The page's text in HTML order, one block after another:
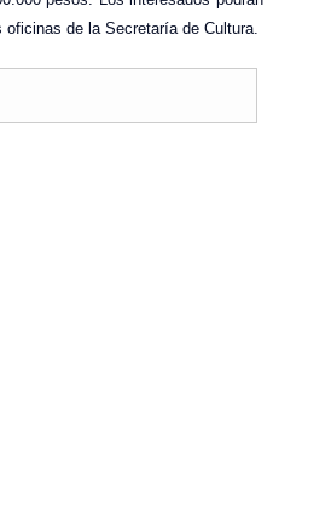
de la Secretaría de Cultura.